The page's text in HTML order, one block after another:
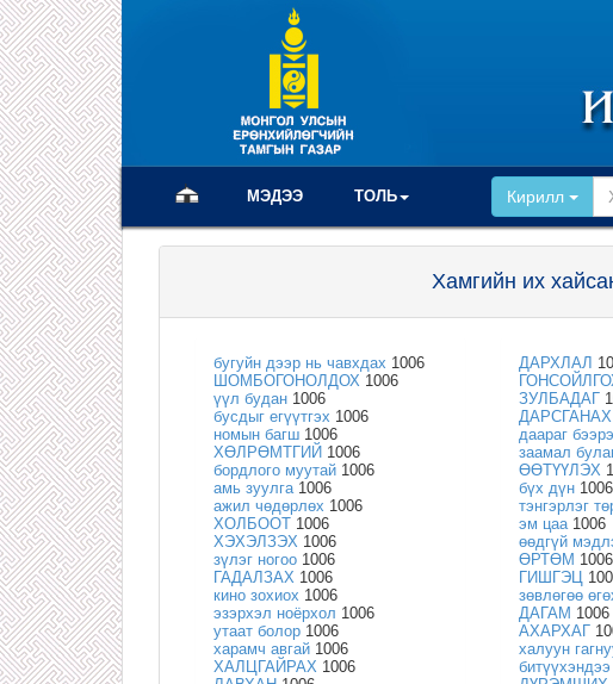
(current)МЭДЭЭ ТОЛЬ Кирилл
Хамгийн их
бугуйн дээр нь чавхдах 1006
ШОМБОГОНОЛДОХ 1006
үүл будан 1006
бусдыг егүүтгэх 1006
номын багш 1006
ХӨЛРӨМТГИЙ 1006
бордлого муутай 1006
амь зуулга1006
ажил чөдөрлөх 1006
ХОЛБООТ 1006
ХЭХЭЛЗЭХ 1006
зүлэг ногоо 1006
ГАДАЛЗАХ 1006
кино зохиох 1006
эзэрхэл ноёрхол 1006
утаат болор 1006
харамч авгай 1006
ХАЛЦГАЙРАХ 1006
ДАРХЛАЛ
ЗУЛБАДАГ
ДАРСГАНАХ
даараг
заамал
ӨӨТҮҮЛЭХ
бүх дүн 1006
тэнгэрлэг
эм цаа1006
өөдгүй
ӨРТӨМ 1006
ГИШГЭЦ
зөвлөгөө
ДАГАМ 1006
АХАРХАГ
халуун